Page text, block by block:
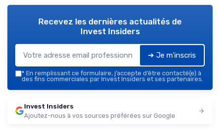
Recevez les dernières actualités de
Invest Insiders
➔ Je m'inscris
* En remplissant ce formulaire, j’accepte d’être contacté(e) à
des fins commerciales par Invest Insiders et ses partenaires.
Invest Insiders
Ajoutez-nous à vos sources préférées sur Google